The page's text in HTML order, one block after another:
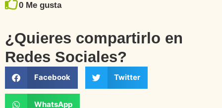
0 Me gusta
¿Quieres compartirlo en
Redes Sociales?
Facebook Twitter
WhatsApp